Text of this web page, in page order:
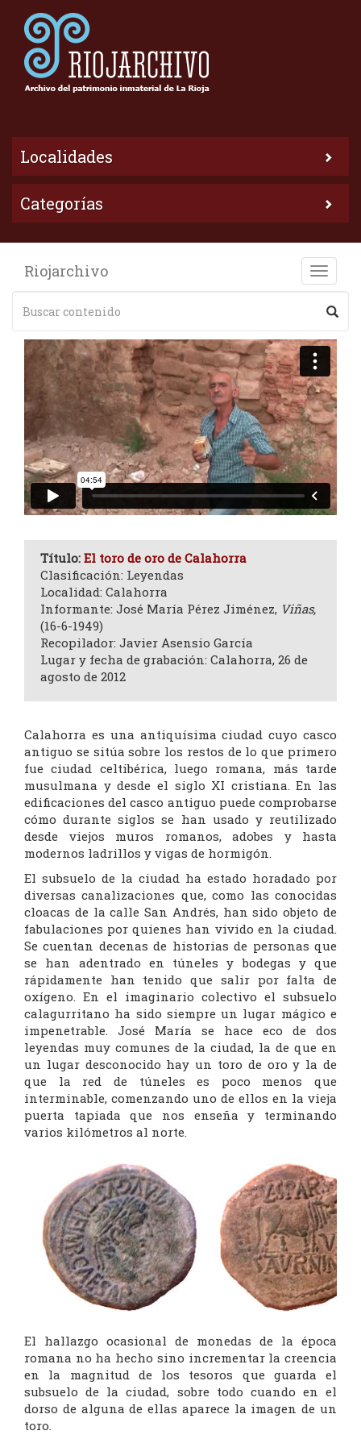
Localidades
Categorías
Toggle
Riojarchivo
Título: El toro de oro de Calahorra
Clasificación: Leyendas
Localidad: Calahorra
Informante: José María Pérez Jiménez, Viñas,
(16-6-1949)
Recopilador: Javier Asensio García
Lugar y fecha de grabación: Calahorra, 26 de
agosto de 2012
Calahorra es una antiquísima ciudad cuyo casco
antiguo se sitúa sobre los restos de lo que primero
fue ciudad celtibérica, luego romana, más tarde
musulmana y desde el siglo XI cristiana. En las
edificaciones del casco antiguo puede comprobarse
cómo durante siglos se han usado y reutilizado
desde viejos muros romanos, adobes y hasta
modernos ladrillos y vigas de hormigón.
El subsuelo de la ciudad ha estado horadado por
diversas canalizaciones que, como las conocidas
cloacas de la calle San Andrés, han sido objeto de
fabulaciones por quienes han vivido en la ciudad.
Se cuentan decenas de historias de personas que
se han adentrado en túneles y bodegas y que
rápidamente han tenido que salir por falta de
oxígeno. En el imaginario colectivo el subsuelo
calagurritano ha sido siempre un lugar mágico e
impenetrable. José María se hace eco de dos
leyendas muy comunes de la ciudad, la de que en
un lugar desconocido hay un toro de oro y la de
que la red de túneles es poco menos que
interminable, comenzando uno de ellos en la vieja
puerta tapiada que nos enseña y terminando
varios kilómetros al norte.
El hallazgo ocasional de monedas de la época
romana no ha hecho sino incrementar la creencia
en la magnitud de los tesoros que guarda el
subsuelo de la ciudad, sobre todo cuando en el
dorso de alguna de ellas aparece la imagen de un
toro.